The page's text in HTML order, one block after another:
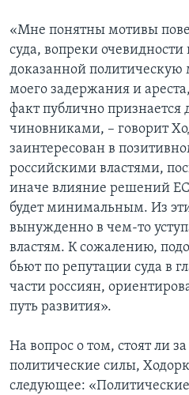
«Мне понятны мотивы
суда, вопреки
доказанной политическую
моего задержания и
факт публично
чиновниками, – говорит
заинтересован в
российскими властями,
иначе влияние решений
будет минимальным. Из
вынужденно в чем-то
властям. К сожалению,
бьют по репутации суда в
части россиян,
путь развития».
На вопрос о том, стоят ли
политические силы,
следующее: